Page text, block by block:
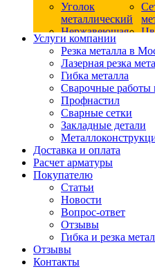
Уголок
металлический
Нержавеющая
сталь
Квадрат
Круг
нержавеющий
безникелевый
жаропрочный
Круг
нержавеющий
Шестигранник
нержавеющий
Шестигранник
нержавеющий
безникелевый
Услуги компании
Резка металла в
Лазерная резка
Гибка металла
Сварочные работы
Профнастил
Сварные сетки
Закладные детали
Доставка и оплата
Расчет арматуры
Покупателю
Статьи
Новости
Вопрос-ответ
Отзывы
Гибка и резка
Отзывы
Контакты